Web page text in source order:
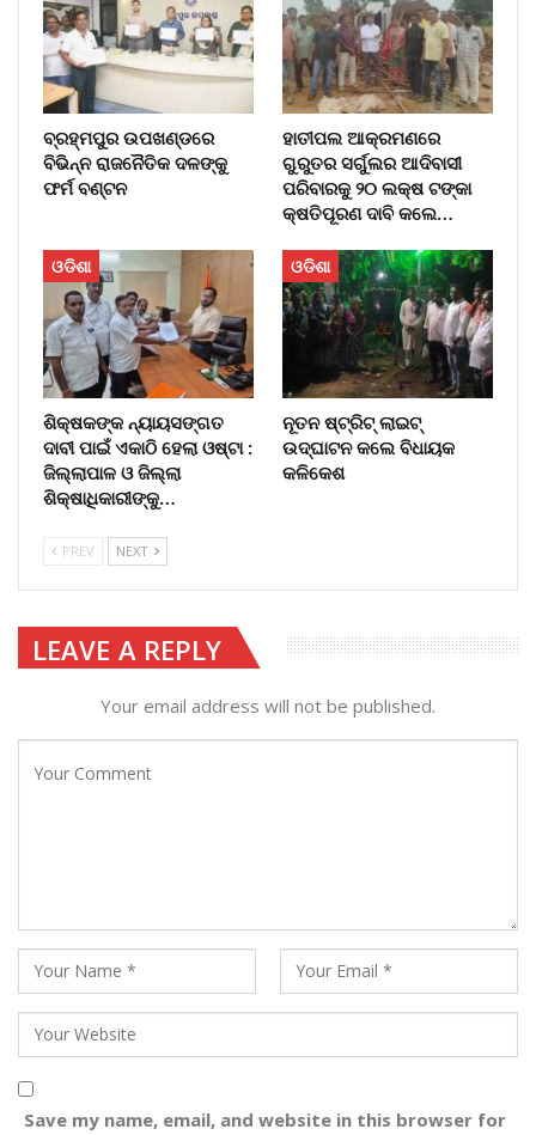
ବ୍ରହ୍ମପୁର ଉପଖଣ୍ଡରେ
ବିଭିନ୍ନ ରାଜନୈତିକ ଦଳଙ୍କୁ
ଫର୍ମ ବଣ୍ଟନ
ହାତୀପଲ ଆକ୍ରମଣରେ
ଗୁରୁତର ସର୍ଗୁଲର ଆଦିବାସୀ
ପରିବାରକୁ ୨୦ ଲକ୍ଷ ଟଙ୍କା
କ୍ଷତିପୂରଣ ଦାବି କଲେ…
ଓଡିଶା
ଶିକ୍ଷକଙ୍କ ନ୍ୟାୟସଙ୍ଗତ
ଦାବୀ ପାଇଁ ଏକାଠି ହେଲା ଓଷ୍ଟା :
ଜିଲ୍ଲାପାଳ ଓ ଜିଲ୍ଲା
ଶିକ୍ଷାଧିକାରୀଙ୍କୁ…
ଓଡିଶା
ନୂତନ ଷ୍ଟ୍ରିଟ୍ ଲାଇଟ୍‌
ଉଦ୍‌ଘାଟନ କଲେ ବିଧାୟକ
କଳିକେଶ
PREV NEXT
LEAVE A REPLY
Your email address will not be published.
Save my name, email, and website in this browser for